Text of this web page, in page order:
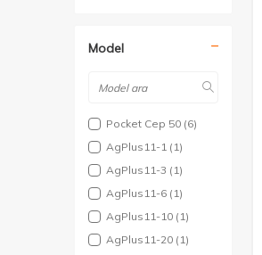
Model
Pocket Cep 50 (6)
AgPlus11-1 (1)
AgPlus11-3 (1)
AgPlus11-6 (1)
AgPlus11-10 (1)
AgPlus11-20 (1)